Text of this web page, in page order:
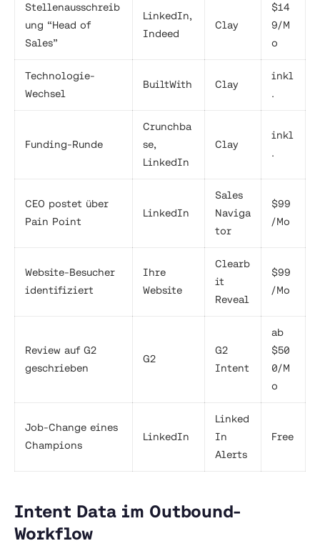
Stellenausschreib
ung “Head of
Sales”
LinkedIn,
Indeed
Clay
$14
9/M
o
Technologie-
Wechsel
BuiltWith Clay
inkl
.
Funding-Runde
Crunchba
se,
LinkedIn
Clay
inkl
.
CEO postet über
Pain Point
LinkedIn
Sales
Naviga
tor
$99
/Mo
Website-Besucher
identifiziert
Ihre
Website
Clearb
it
Reveal
$99
/Mo
Review auf G2
geschrieben
G2
G2
Intent
ab
$50
0/M
o
Job-Change eines
Champions
LinkedIn
Linked
In
Alerts
Free
Intent Data im Outbound-
Workflow